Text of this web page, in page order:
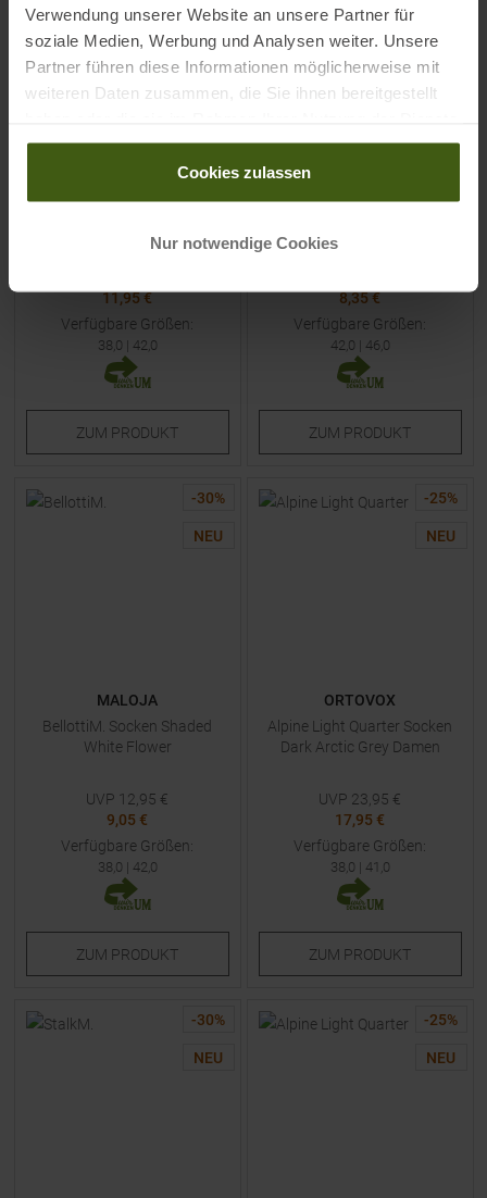
Verwendung unserer Website an unsere Partner für
soziale Medien, Werbung und Analysen weiter. Unsere
Partner führen diese Informationen möglicherweise mit
weiteren Daten zusammen, die Sie ihnen bereitgestellt
gesammelt haben.
Cookies zulassen
Nur notwendige Cookies
NEU
AletschhornM. Socken
11,95 €
Verfügbare Größen:
38,0 | 42,0
ZUM PRODUKT
StalkM. Socken Deep Black
8,35 €
Verfügbare Größen:
42,0 | 46,0
ZUM PRODUKT
-30%
NEU
MALOJA
BellottiM. Socken Shaded
White Flower
UVP 12,95 €
9,05 €
Verfügbare Größen:
38,0 | 42,0
ZUM PRODUKT
-25%
NEU
ORTOVOX
Alpine Light Quarter Socken
Dark Arctic Grey Damen
UVP 23,95 €
17,95 €
Verfügbare Größen:
38,0 | 41,0
ZUM PRODUKT
-30%
NEU
-25%
NEU